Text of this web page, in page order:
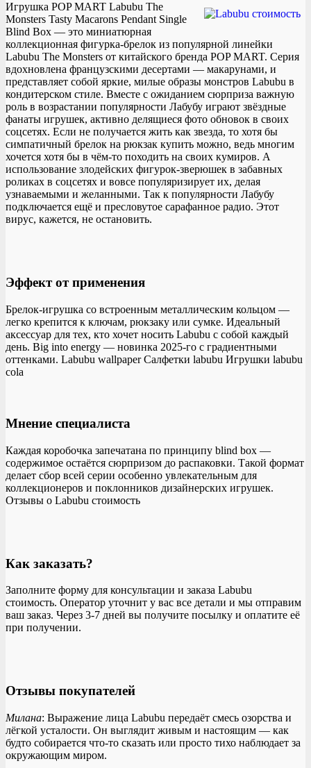
Игрушка POP MART Labubu The
Monsters Tasty Macarons Pendant Single
Blind Box — это миниатюрная
коллекционная фигурка-брелок из популярной линейки
Labubu The Monsters от китайского бренда POP MART. Серия
вдохновлена французскими десертами — макарунами, и
представляет собой яркие, милые образы монстров Labubu в
кондитерском стиле. Вместе с ожиданием сюрприза важную
роль в возрастании популярности Лабубу играют звёздные
фанаты игрушек, активно делящиеся фото обновок в своих
соцсетях. Если не получается жить как звезда, то хотя бы
симпатичный брелок на рюкзак купить можно, ведь многим
хочется хотя бы в чём-то походить на своих кумиров. А
использование злодейских фигурок-зверюшек в забавных
роликах в соцсетях и вовсе популяризирует их, делая
узнаваемыми и желанными. Так к популярности Лабубу
подключается ещё и пресловутое сарафанное радио. Этот
вирус, кажется, не остановить.
Эффект от применения
Брелок-игрушка со встроенным металлическим кольцом —
легко крепится к ключам, рюкзаку или сумке. Идеальный
аксессуар для тех, кто хочет носить Labubu с собой каждый
день. Big into energy — новинка 2025-го с градиентными
оттенками. Labubu wallpaper Салфетки labubu Игрушки labubu
cola
Мнение специалиста
Каждая коробочка запечатана по принципу blind box —
содержимое остаётся сюрпризом до распаковки. Такой формат
делает сбор всей серии особенно увлекательным для
коллекционеров и поклонников дизайнерских игрушек.
Отзывы о Labubu стоимость
Как заказать?
Заполните форму для консультации и заказа Labubu
стоимость. Оператор уточнит у вас все детали и мы отправим
ваш заказ. Через 3-7 дней вы получите посылку и оплатите её
при получении.
Отзывы покупателей
Милана: Выражение лица Labubu передаёт смесь озорства и
лёгкой усталости. Он выглядит живым и настоящим — как
будто собирается что-то сказать или просто тихо наблюдает за
окружающим миром.